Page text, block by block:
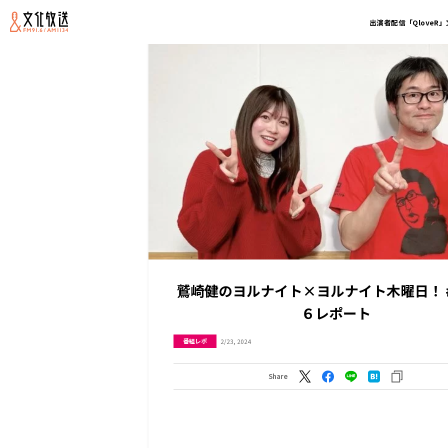
出演者配信「QloveR」
鷲崎健のヨルナイト×ヨルナイト木曜日！
６レポート
番組レポ 2/23, 2024
Share